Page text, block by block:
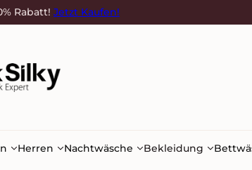
Rabatt! Jetzt Kaufen!
Herren Nachtwäsche Bekleidung